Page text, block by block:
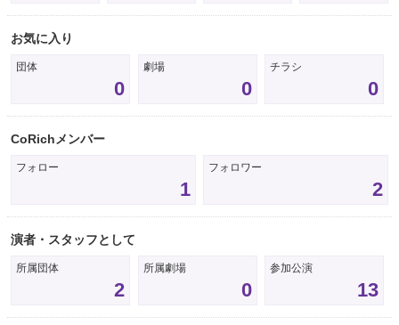
お気に入り
団体
0
劇場
0
チラシ
0
CoRichメンバー
フォロー
1
フォロワー
2
演者・スタッフとして
所属団体
2
所属劇場
0
参加公演
13